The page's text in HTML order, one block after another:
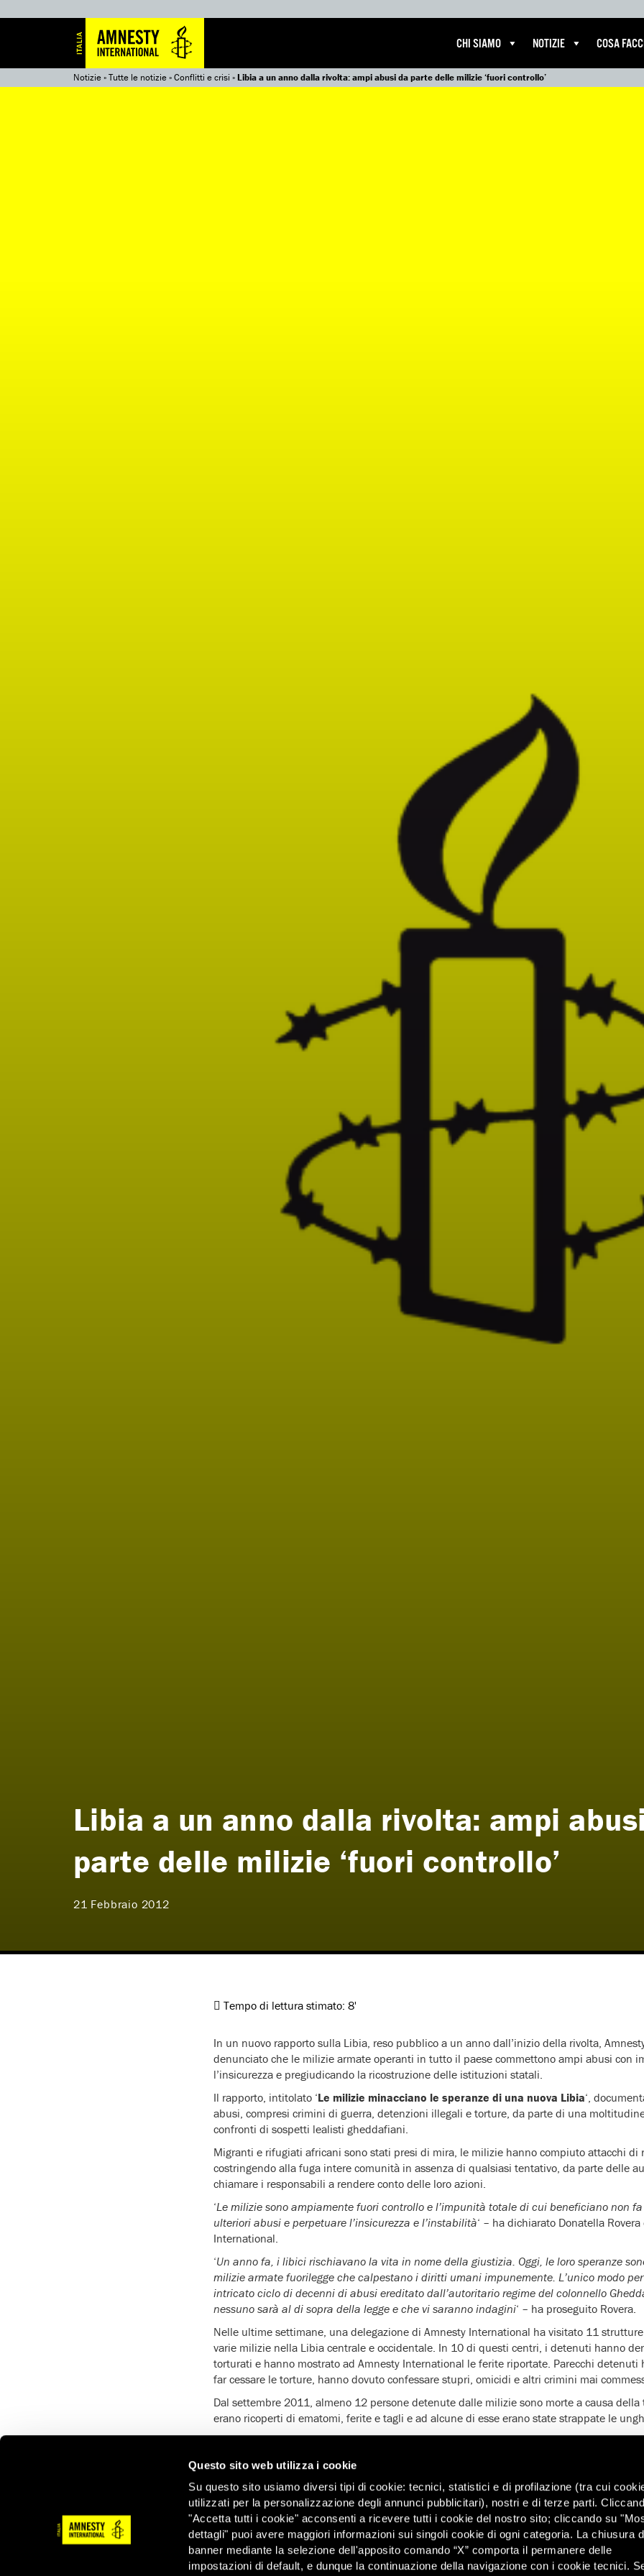
Questo sito web utilizza i cookie
Su questo sito usiamo diversi tipi di cookie: tecnici, statistici e di profilazione (tra cui
utilizzati per la personalizzazione degli annunci pubblicitari), nostri e di terze parti.
"Accetta tutti i cookie" acconsenti a ricevere tutti i cookie del nostro sito; cliccando su
dettagli" puoi avere maggiori informazioni sui singoli cookie di ogni categoria. La chiusura
banner mediante la selezione dell'apposito comando “X” comporta il permanere delle
impostazioni di default, e dunque la continuazione della navigazione con i cookie tecnici.
CHI SIAMO NOTIZIE COSA
Notizie»Tutte le notizie»Conflitti e crisi »Libia a un anno dalla rivolta: ampi abusi da parte delle milizie ‘fuori controllo’
Libia a un anno dalla rivolta: ampi
parte delle milizie ‘fuori controllo’
21 Febbraio 2012
Tempo di lettura stimato: 8'
In un nuovo rapporto sulla Libia, reso pubblico a un anno dall’inizio della rivolta,
denunciato che le milizie armate operanti in tutto il paese commettono ampi abusi con
l’insicurezza e pregiudicando la ricostruzione delle istituzioni statali.
Il rapporto, intitolato ‘Le milizie minacciano le speranze di una nuova Libia‘,
abusi, compresi crimini di guerra, detenzioni illegali e torture, da parte di una
confronti di sospetti lealisti gheddafiani.
Migranti e rifugiati africani sono stati presi di mira, le milizie hanno compiuto attacchi di
costringendo alla fuga intere comunità in assenza di qualsiasi tentativo, da parte delle
chiamare i responsabili a rendere conto delle loro azioni.
‘Le milizie sono ampiamente fuori controllo e l’impunità totale di cui beneficiano non
ulteriori abusi e perpetuare l’insicurezza e l’instabilità‘ – ha dichiarato Donatella
International.
‘Un anno fa, i libici rischiavano la vita in nome della giustizia. Oggi, le loro speranze
milizie armate fuorilegge che calpestano i diritti umani impunemente. L’unico modo
intricato ciclo di decenni di abusi ereditato dall’autoritario regime del colonnello
nessuno sarà al di sopra della legge e che vi saranno indagini‘ – ha proseguito Rovera.
Nelle ultime settimane, una delegazione di Amnesty International ha visitato 11
varie milizie nella Libia centrale e occidentale. In 10 di questi centri, i detenuti hanno
torturati e hanno mostrato ad Amnesty International le ferite riportate. Parecchi detenuti
far cessare le torture, hanno dovuto confessare stupri, omicidi e altri crimini mai
Dal settembre 2011, almeno 12 persone detenute dalle milizie sono morte a causa della
erano ricoperti di ematomi, ferite e tagli e ad alcune di esse erano state strappate le
Persone detenute nella capitale Tripoli e nei suoi dintorni, a Gharyan, Misurata, Sirte e
plastica, catene, sbarre metalliche e bastoni di legno e di essere state sottoposte a
elettrodi e congegni simili alle pistole taser.
In un centro di detenzione di Misurata, un delegato di Amnesty International ha visto i
minacciare alcuni detenuti di cui era stato ordinato il rilascio. Un anziano detenuto
cercava di ripararsi, accovacciato contro un muro, e urlava mentre veniva preso a calci e
miliziano, il quale ha poi detto al rappresentante di Amnesty International che ‘quelli di